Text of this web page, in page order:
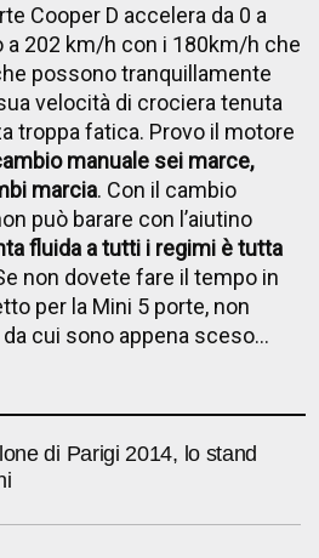
Cooper D accelera da 0 a
a 202 km/h con i 180km/h che
possono tranquillamente
velocità di crociera tenuta
troppa fatica. Provo il motore
manuale sei marce,
marcia. Con il cambio
può barare con l’aiutino
fluida a tutti i regimi è tutta
non dovete fare il tempo in
per la Mini 5 porte, non
cui sono appena sceso…
di Parigi 2014, lo stand